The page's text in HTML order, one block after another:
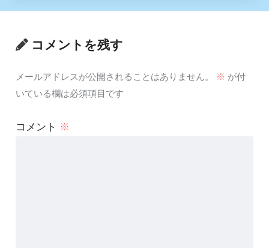
コメントを残す
メールアドレスが公開されることはありません。 ※ が付
いている欄は必須項目です
コメント ※